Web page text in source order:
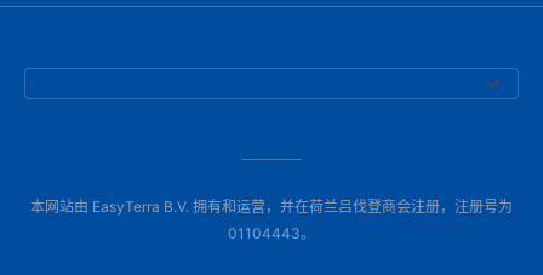
本网站由 EasyTerra B.V. 拥有和运营，并在荷兰吕伐登商会注册，注册号为
01104443。